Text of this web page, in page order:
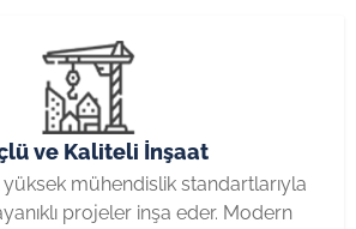
ve Kaliteli İnşaat
yüksek mühendislik standartlarıyla
projeler inşa eder. Modern